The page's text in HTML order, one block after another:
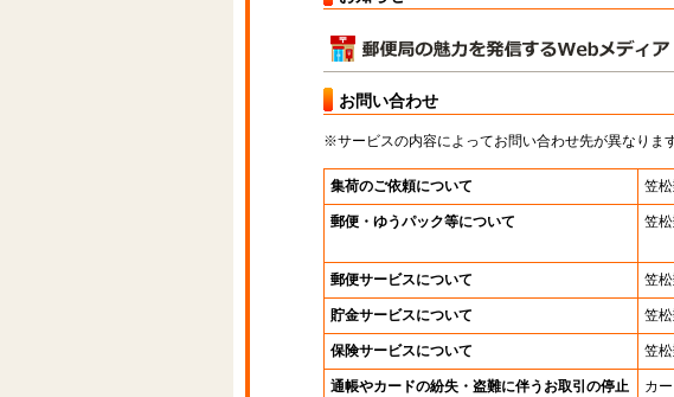
お問い合わせ
※サービスの内容によってお問い合わせ先が異なりま
集荷のご依頼について 笠
郵便・ゆうパック等について 笠
郵便サービスについて 笠
貯金サービスについて 笠
保険サービスについて 笠
通帳やカードの紛失・盗難に伴うお取引の停止 カ